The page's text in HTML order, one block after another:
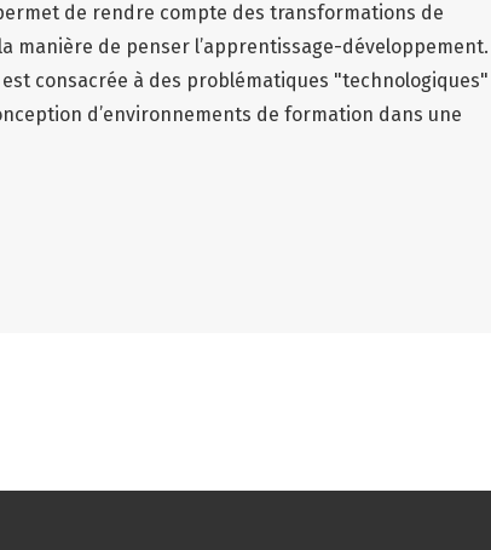
de rendre compte des transformations de
manière de penser l’apprentissage-développement.
consacrée à des problématiques "technologiques"
d’environnements de formation dans une